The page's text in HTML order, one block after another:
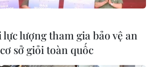
lượng tham gia bảo vệ an
sở giỏi toàn quốc